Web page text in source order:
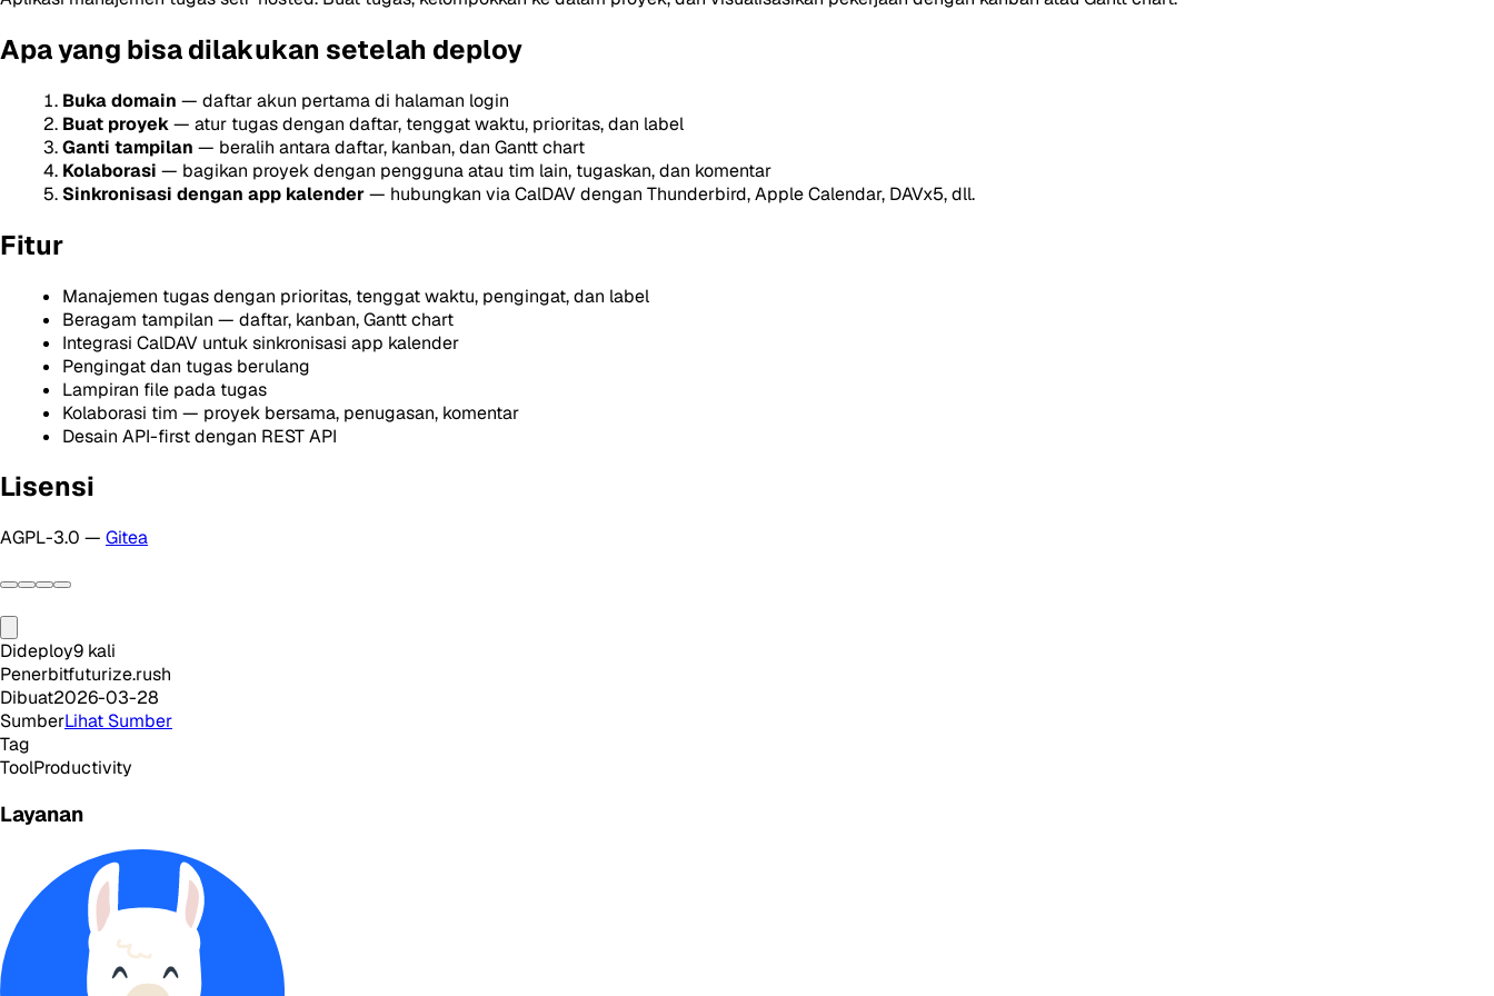
Apa yang bisa dilakukan setelah deploy
Buka domain — daftar akun pertama di halaman login
Buat proyek— atur tugas dengan daftar, tenggat waktu, prioritas, dan label
Ganti tampilan — beralih antara daftar, kanban, dan Gantt chart
Kolaborasi — bagikan proyek dengan pengguna atau tim lain, tugaskan, dan komentar
Sinkronisasi dengan app kalender— hubungkan via CalDAV dengan Thunderbird, Apple Calendar, DAVx5, dll.
Fitur
Manajemen tugas dengan prioritas, tenggat waktu, pengingat, dan label
Beragam tampilan — daftar, kanban, Gantt chart
Integrasi CalDAV untuk sinkronisasi app kalender
Pengingat dan tugas berulang
Lampiran file pada tugas
Kolaborasi tim — proyek bersama, penugasan, komentar
Desain API-first dengan REST API
Lisensi
AGPL-3.0 — Gitea
Dideploy9 kali
Penerbitfuturize.rush
Dibuat2026-03-28
SumberLihat Sumber
Tag
ToolProductivity
Layanan